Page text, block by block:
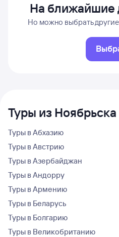
На ближайшие
Но можно выбрать
Туры из
Туры в Абхазию
Туры в Австрию
Туры в Азербайджан
Туры в Андорру
Туры в Армению
Туры в Беларусь
Туры в Болгарию
Туры в Великобританию